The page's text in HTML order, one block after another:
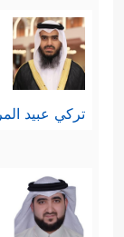
تركي عبيد